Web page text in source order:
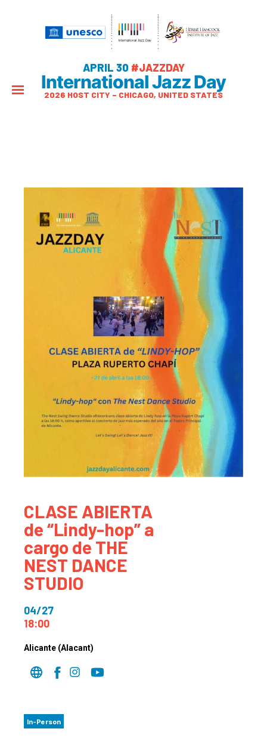
APRIL 30 #JAZZDAY
International Jazz Day
2026 HOST CITY – CHICAGO, UNITED STATES
CLASE ABIERTA
de “Lindy-hop” a
cargo de THE
NEST DANCE
STUDIO
04/27
18:00
Alicante (Alacant)
In-Person